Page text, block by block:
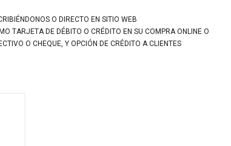
O DIRECTO EN SITIO WEB
TARJETA DE DÉBITO O CRÉDITO EN SU COMPRA ONLINE O
O CHEQUE, Y OPCIÓN DE CRÉDITO A CLIENTES